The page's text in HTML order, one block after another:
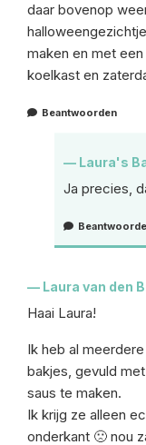
daar bovenop
maken en met
koelkast en
Beantwoorden
Laura's
Ja precies,
Laura van den
Haai Laura!
Ik heb al
bakjes, gevuld
saus te maken.
Ik krijg ze alleen
onderkant 🙁 nou